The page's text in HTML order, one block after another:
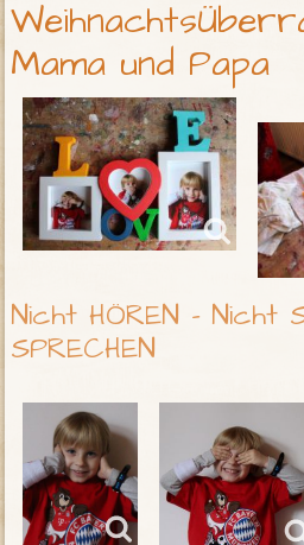
Mama und Papa
Nicht HÖREN - Nicht
SPRECHEN